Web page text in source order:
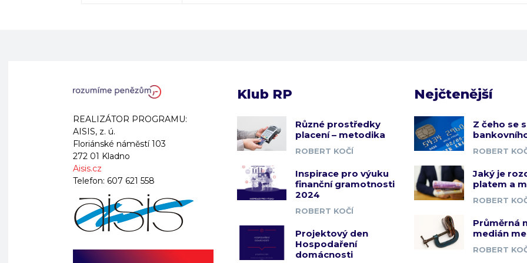
REALIZÁTOR PROGRAMU:
AISIS, z. ú.
Floriánské náměstí 103
272 01 Kladno
Aisis.cz
Telefon: 607 621 558
Klub RP
Různé prostředky
placení – metodika
ROBERT KOČÍ
Inspirace pro výuku
finanční gramotnosti
2024
ROBERT KOČÍ
Projektový den
Hospodaření
domácnosti
Nejčtenější
Z čeho se
ROBERT
Jaký je
platem a
ROBERT
Průměrná
medián
ROBERT